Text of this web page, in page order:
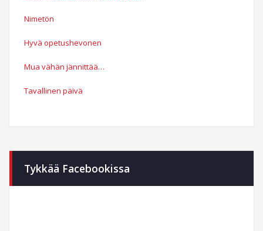
Nimetön
Hyvä opetushevonen
Mua vähän jännittää…
Tavallinen päivä
Tykkää Facebookissa